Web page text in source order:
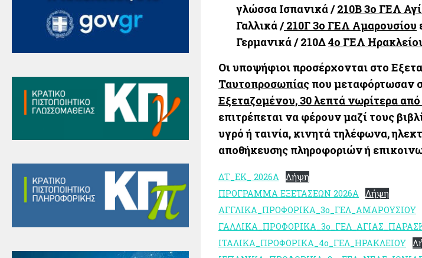
γλώσσα Ισπανικά /210Β 3ο ΓΕΛ
Γαλλικά/210Γ 3ο ΓΕΛ Αμαρουσίου
Γερμανικά / 210Δ4ο ΓΕΛ
Οι υποψήφιοι προσέρχονται στο
Ταυτοπροσωπίας που μεταφόρτωσαν
Εξεταζομένου, 30 λεπτά νωρίτερα
επιτρέπεται να φέρουν μαζί τους
υγρό ή ταινία, κινητά τηλέφωνα,
αποθήκευσης πληροφοριών ή
ΔΤ_ΕΚ_ 2026A
Λήψη
ΠΡΟΓΡΑΜΜΑ ΕΞΕΤΑΣΕΩΝ 2026Α
Λήψη
ΑΓΓΛΙΚΑ_ΠΡΟΦΟΡΙΚΑ_3ο_ΓΕΛ_ΑΜΑΡΟΥΣΙΟΥ
ΙΤΑΛΙΚΑ_ΠΡΟΦΟΡΙΚΑ_4ο_ΓΕΛ_ΗΡΑΚΛΕΙΟΥ